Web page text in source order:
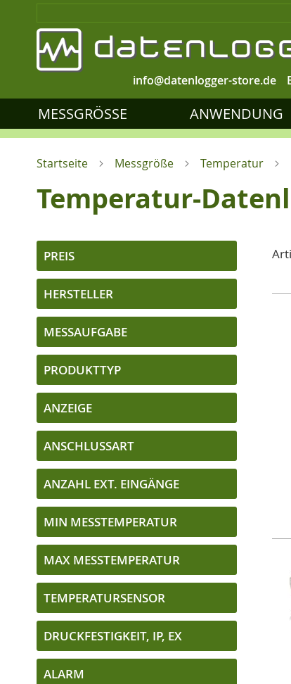
info@datenlogger-store.de
MESSGRÖSSE ANWENDUNG
Startseite Messgröße Temperatur
Temperatur-
PREIS
HERSTELLER
MESSAUFGABE
PRODUKTTYP
ANZEIGE
ANSCHLUSSART
ANZAHL EXT. EINGÄNGE
MIN MESSTEMPERATUR
MAX MESSTEMPERATUR
TEMPERATURSENSOR
DRUCKFESTIGKEIT, IP, EX
ALARM